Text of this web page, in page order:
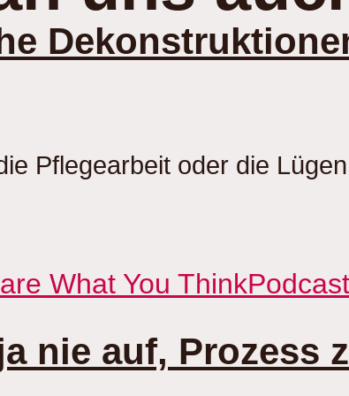
Pflegearbeit oder die
What You ThinkPodcast
nie auf, Prozess